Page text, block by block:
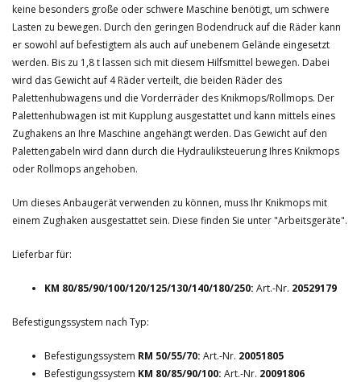
keine besonders große oder schwere Maschine benötigt, um schwere
Lasten zu bewegen. Durch den geringen Bodendruck auf die Räder kann
er sowohl auf befestigtem als auch auf unebenem Gelände eingesetzt
werden. Bis zu 1,8 t lassen sich mit diesem Hilfsmittel bewegen. Dabei
wird das Gewicht auf 4 Räder verteilt, die beiden Räder des
Palettenhubwagens und die Vorderräder des Knikmops/Rollmops. Der
Palettenhubwagen ist mit Kupplung ausgestattet und kann mittels eines
Zughakens an Ihre Maschine angehängt werden. Das Gewicht auf den
Palettengabeln wird dann durch die Hydrauliksteuerung Ihres Knikmops
oder Rollmops angehoben.
Um dieses Anbaugerät verwenden zu können, muss Ihr Knikmops mit
einem Zughaken ausgestattet sein. Diese finden Sie unter "Arbeitsgeräte".
Lieferbar für:
KM 80/85/90/100/120/125/130/140/180/250: Art.-Nr. 20529179
Befestigungssystem nach Typ:
Befestigungssystem RM 50/55/70: Art.-Nr. 20051805
Befestigungssystem KM 80/85/90/100: Art.-Nr. 20091806